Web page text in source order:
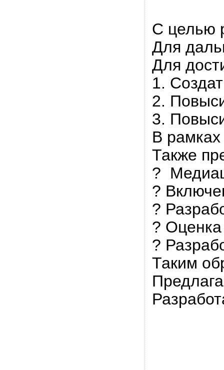
С целью
Для
Для
1.
2.
3.
В
Также
?
?
?
? Оценка
?
Таким